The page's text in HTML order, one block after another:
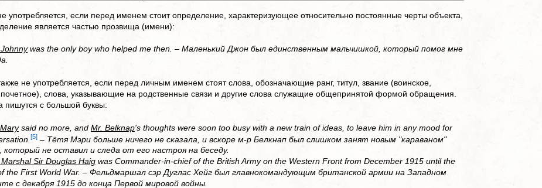
употребляется, если перед именем стоит определение, характеризующее относительно постоянные черты объекта,
является частью прозвища (имени):
was the only boy who helped me then. – Маленький Джон был единственным мальчишкой, который помог мне
не употребляется, если перед личным именем стоят слова, обозначающие ранг, титул, звание (воинское,
слова, указывающие на родственные связи и другие слова служащие общепринятой формой обращения.
пишутся с большой буквы:
said no more, and Mr. Belknap's thoughts were soon too busy with a new train of ideas, to leave him in any mood for
[5] – Тётя Мэри больше ничего не сказала, и вскоре м-р Белкнап был слишком занят новым "караваном"
который не оставил и следа от его настроя на беседу.
Sir Douglas Haig was Commander-in-chief of the British Army on the Western Front from December 1915 until the
the First World War. – Фельдмаршал сэр Дуглас Хейг был главнокомандующим британской армии на Западном
с декабря 1915 до конца Первой мировой войны.